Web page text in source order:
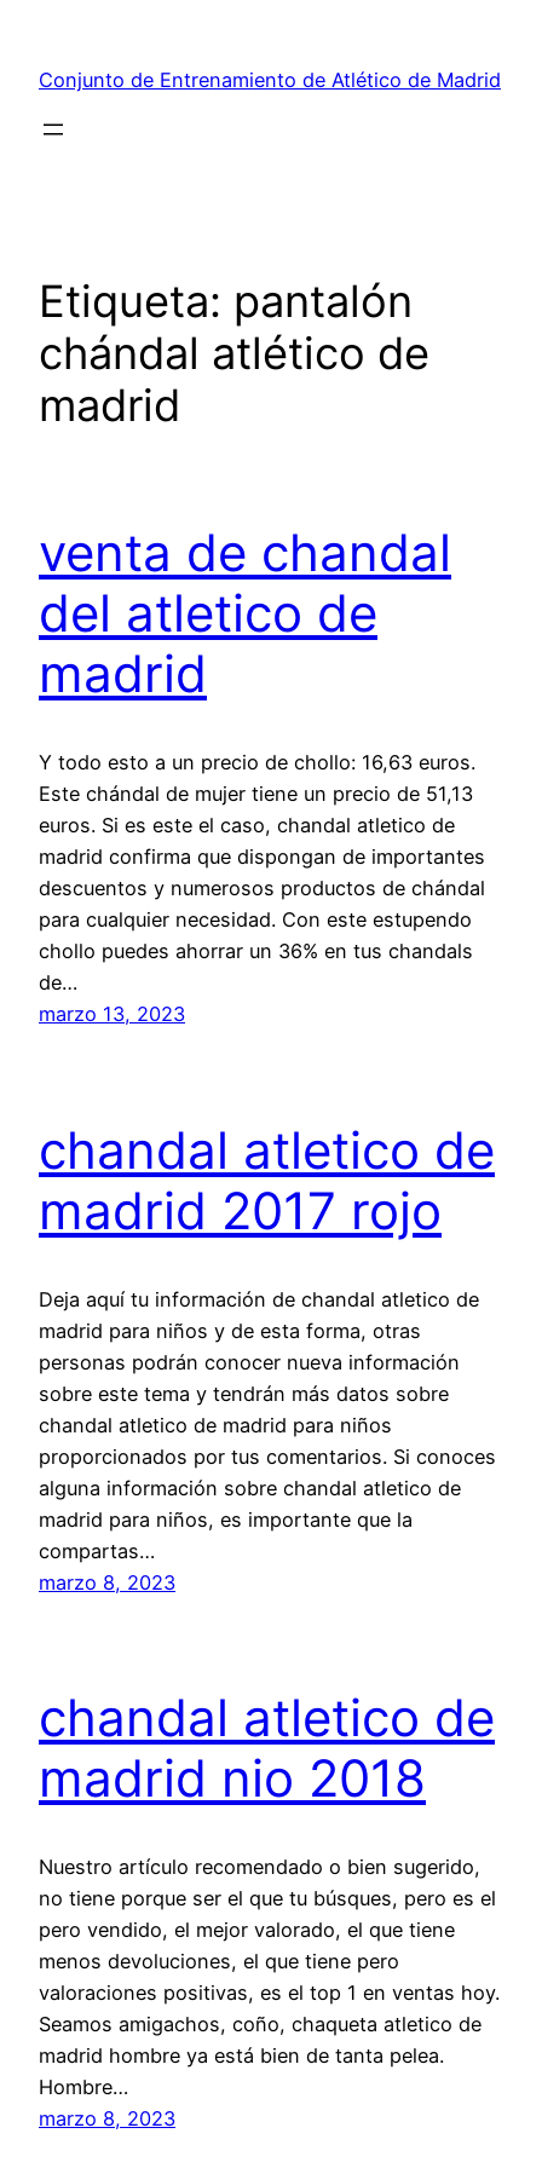
contenido
Conjunto de Entrenamiento de Atlético de Madrid
Etiqueta: pantalón
chándal atlético de
madrid
venta de chandal
del atletico de
madrid
Y todo esto a un precio de chollo: 16,63 euros.
Este chándal de mujer tiene un precio de 51,13
euros. Si es este el caso, chandal atletico de
madrid confirma que dispongan de importantes
descuentos y numerosos productos de chándal
para cualquier necesidad. Con este estupendo
chollo puedes ahorrar un 36% en tus chandals
de…
marzo 13, 2023
chandal atletico de
madrid 2017 rojo
Deja aquí tu información de chandal atletico de
madrid para niños y de esta forma, otras
personas podrán conocer nueva información
sobre este tema y tendrán más datos sobre
chandal atletico de madrid para niños
proporcionados por tus comentarios. Si conoces
alguna información sobre chandal atletico de
madrid para niños, es importante que la
compartas…
marzo 8, 2023
chandal atletico de
madrid nio 2018
Nuestro artículo recomendado o bien sugerido,
no tiene porque ser el que tu búsques, pero es el
pero vendido, el mejor valorado, el que tiene
menos devoluciones, el que tiene pero
valoraciones positivas, es el top 1 en ventas hoy.
Seamos amigachos, coño, chaqueta atletico de
madrid hombre ya está bien de tanta pelea.
Hombre…
marzo 8, 2023